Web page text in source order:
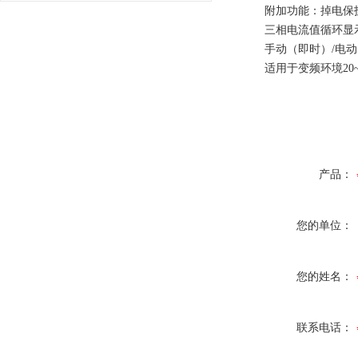
附加功能：掉电保
三相电流值循环显示
手动（即时）/电动
适用于变频环境
产品：
您的单位：
您的姓名：
联系电话：